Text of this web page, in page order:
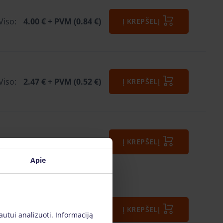
4.00 €+ PVM (0.84 €) Į KREPŠELĮ
2.47 €+ PVM (0.52 €) Į KREPŠELĮ
Į KREPŠELĮ
€+ PVM (3.41 €) Į KREPŠELĮ
Apie
analizuoti. Informaciją